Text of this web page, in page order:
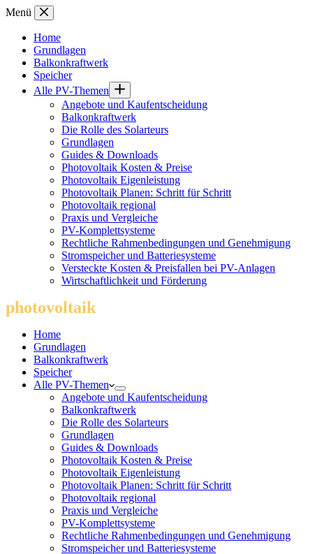
Zum
springen
Menü
Home
Grundlagen
Balkonkraftwerk
Speicher
Alle PV-Themen
Angebote und Kaufentscheidung
Balkonkraftwerk
Die Rolle des Solarteurs
Grundlagen
Guides & Downloads
Photovoltaik Kosten & Preise
Photovoltaik Eigenleistung
Photovoltaik Planen: Schritt für Schritt
Photovoltaik regional
Praxis und Vergleiche
PV-Komplettsysteme
Rechtliche Rahmenbedingungen und Genehmigung
Stromspeicher und Batteriesysteme
Versteckte Kosten & Preisfallen bei PV-Anlagen
Wirtschaftlichkeit und Förderung
photovoltaik
Home
Grundlagen
Balkonkraftwerk
Speicher
Alle PV-Themen
Angebote und Kaufentscheidung
Balkonkraftwerk
Die Rolle des Solarteurs
Grundlagen
Guides & Downloads
Photovoltaik Kosten & Preise
Photovoltaik Eigenleistung
Photovoltaik Planen: Schritt für Schritt
Photovoltaik regional
Praxis und Vergleiche
PV-Komplettsysteme
Rechtliche Rahmenbedingungen und Genehmigung
Stromspeicher und Batteriesysteme